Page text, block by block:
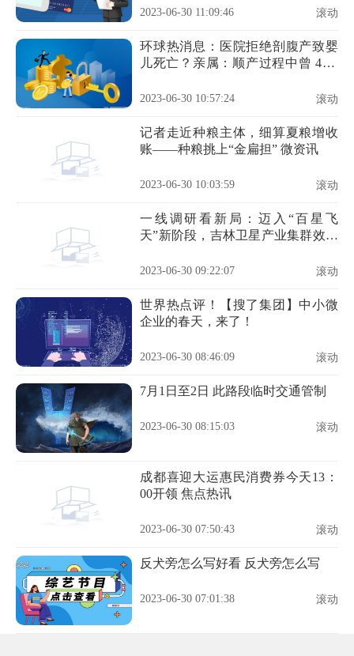
2023-06-30 11:09:46 滚动
环球热消息：医院拒绝剖腹产致婴
儿死亡？亲属：顺产过程中曾 4 次
2023-06-30 10:57:24 滚动
记者走近种粮主体，细算夏粮增收
账——种粮挑上“金扁担” 微资讯
2023-06-30 10:03:59 滚动
一线调研看新局：迈入“百星飞
天”新阶段，吉林卫星产业集群效应
2023-06-30 09:22:07 滚动
世界热点评！【搜了集团】中小微
企业的春天，来了！
2023-06-30 08:46:09 滚动
7月1日至2日 此路段临时交通管制
2023-06-30 08:15:03 滚动
成都喜迎大运惠民消费券今天13：
00开领 焦点热讯
2023-06-30 07:50:43 滚动
反犬旁怎么写好看 反犬旁怎么写
2023-06-30 07:01:38 滚动